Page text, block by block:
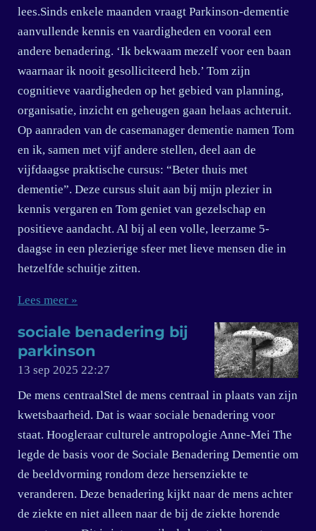
lees.Sinds enkele maanden vraagt Parkinson-dementie
aanvullende kennis en vaardigheden en vooral een
andere benadering. ‘Ik bekwaam mezelf voor een baan
waarnaar ik nooit gesolliciteerd heb.’ Tom zijn
cognitieve vaardigheden op het gebied van planning,
organisatie, inzicht en geheugen gaan helaas achteruit.
Op aanraden van de casemanager dementie namen Tom
en ik, samen met vijf andere stellen, deel aan de
vijfdaagse praktische cursus: “Beter thuis met
dementie”. Deze cursus sluit aan bij mijn plezier in
kennis vergaren en Tom geniet van gezelschap en
positieve aandacht. Al bij al een volle, leerzame 5-
daagse in een plezierige sfeer met lieve mensen die in
hetzelfde schuitje zitten.
Lees meer »
sociale benadering bij
parkinson
13 sep 2025 22:27
De mens centraalStel de mens centraal in plaats van zijn
kwetsbaarheid. Dat is waar sociale benadering voor
staat. Hoogleraar culturele antropologie Anne-Mei The
legde de basis voor de Sociale Benadering Dementie om
de beeldvorming rondom deze hersenziekte te
veranderen. Deze benadering kijkt naar de mens achter
de ziekte en niet alleen naar de bij de ziekte horende